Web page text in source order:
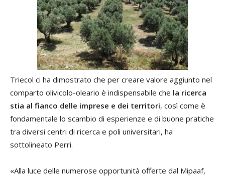
Triecol ci ha dimostrato che per creare valore aggiunto nel
comparto olivicolo-oleario è indispensabile che la ricerca
stia al fianco delle imprese e dei territori, così come è
fondamentale lo scambio di esperienze e di buone pratiche
tra diversi centri di ricerca e poli universitari, ha
sottolineato Perri.
«Alla luce delle numerose opportunità offerte dal Mipaaf,